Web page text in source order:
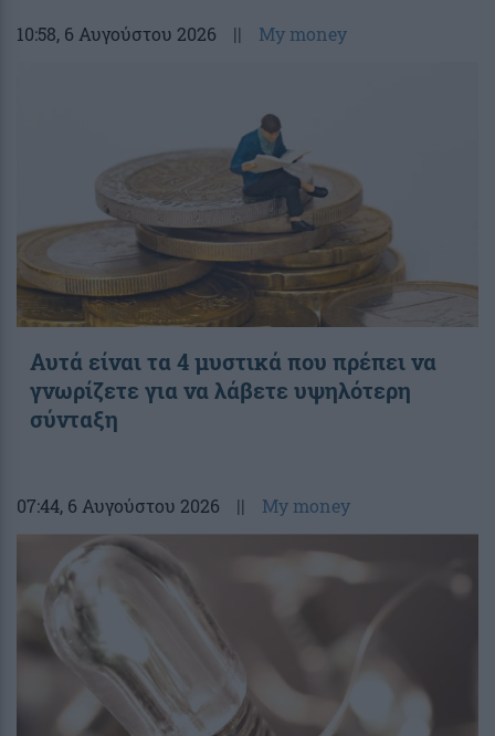
10:58, 6 Αυγούστου 2026 || My money
Αυτά είναι τα 4 μυστικά που πρέπει να
γνωρίζετε για να λάβετε υψηλότερη
σύνταξη
07:44, 6 Αυγούστου 2026 || My money